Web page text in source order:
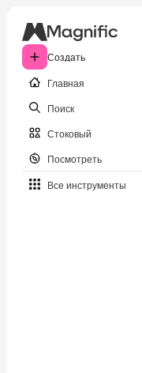
Создать
Главная
Поиск
Стоковый
Посмотреть
Все инструменты